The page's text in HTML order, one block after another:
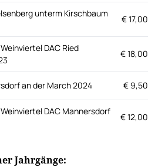
unterm Kirschbaum
€ 17,00
DAC Ried
€ 18,00
an der March 2024 € 9,50
DAC Mannersdorf
€ 12,00
Jahrgänge: